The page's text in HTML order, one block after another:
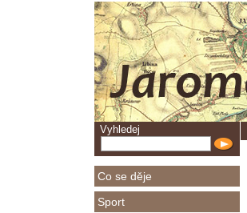
Vyhledej
Co se děje
Sport